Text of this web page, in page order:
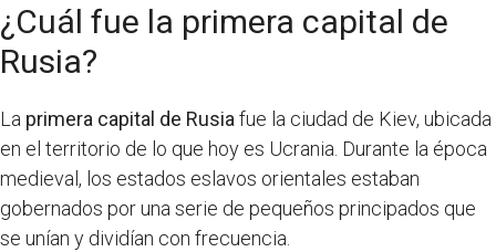
¿Cuál fue la primera capital de
Rusia?
La primera capital de Rusia fue la ciudad de Kiev, ubicada
en el territorio de lo que hoy es Ucrania. Durante la época
medieval, los estados eslavos orientales estaban
gobernados por una serie de pequeños principados que
se unían y dividían con frecuencia.